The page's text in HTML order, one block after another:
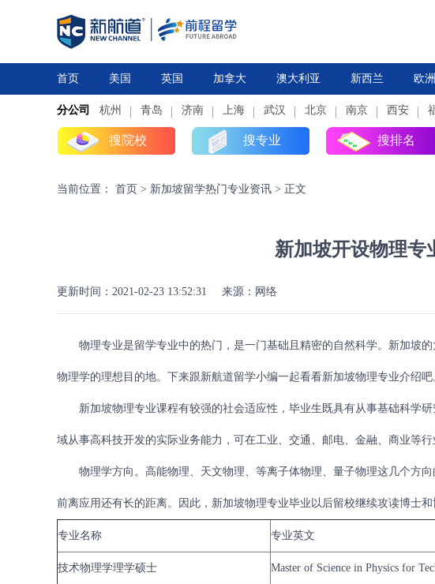
首页 美国
研究生 本科 高中
英国
研究生 本科 高中
加拿大 澳大利亚 新西兰 欧
德国
分公司 杭州 青岛 济南 上海 武汉 北京 南京 西安
搜院校 搜专业 搜排名
当前位置： 首页 > 新加坡留学热门专业资讯 > 正文
新加坡开设物理专
更新时间：2021-02-23 13:52:31 来源：网络
物理专业是留学专业中的热门，是一门基础且精密的自然科学。新加坡的
物理学的理想目的地。下来跟新航道留学小编一起看看新加坡物理专业介绍吧
新加坡物理专业课程有较强的社会适应性，毕业生既具有从事基础科学研
域从事高科技开发的实际业务能力，可在工业、交通、邮电、金融、商业等行
物理学方向。高能物理、天文物理、等离子体物理、量子物理这几个方向
前离应用还有长的距离。因此，新加坡物理专业毕业以后留校继续攻读博士
专业名称 专业英文
技术物理学理学硕士 Master of Science in Physics for